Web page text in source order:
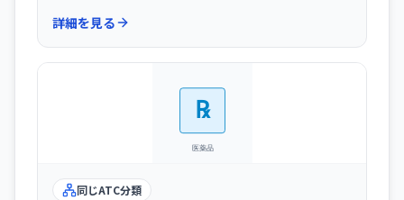
詳細を見る
同じATC分類